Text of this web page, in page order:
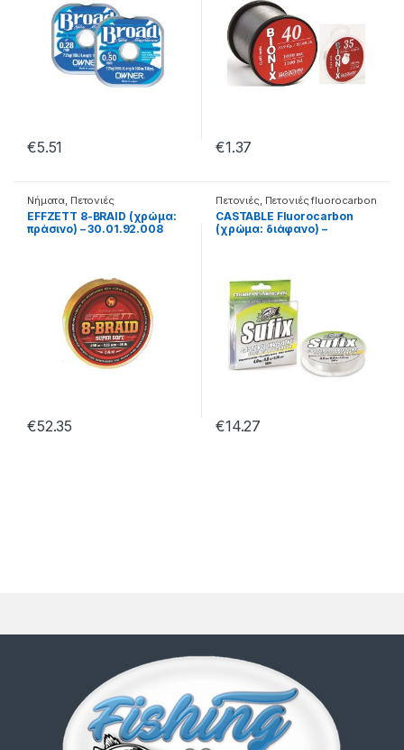
€5.51 €1.37
Νήματα Πετονιές
EFFZETT 8-BRAID (χρώμα:
πράσινο) – 30.01.92.008
€52.35
Πετονιές Πετονιές fluorocarbon
CASTABLE Fluorocarbon
(χρώμα: διάφανο) –
€14.27